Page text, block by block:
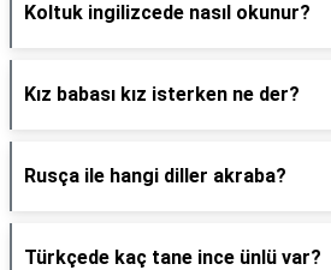
Koltuk ingilizcede nasıl okunur?
Kız babası kız isterken ne der?
Rusça ile hangi diller akraba?
Türkçede kaç tane ince ünlü var?